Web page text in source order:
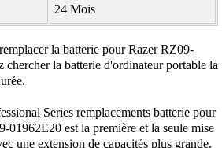
24 Mois
labatterie pour Razer RZ09-
chercher la batterie d'ordinateur portable la
Series remplacements batterie pour
01962E20 est la première et la seule mise
une extension de capacités plus grande.